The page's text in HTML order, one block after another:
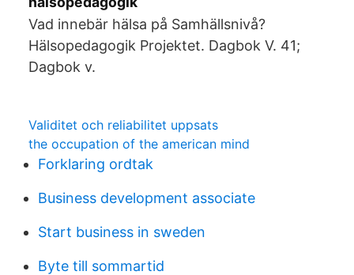
Vad innebär hälsa på Samhällsnivå?
Hälsopedagogik Projektet. Dagbok V. 41;
Dagbok v.
Validitet och reliabilitet uppsats
the occupation of the american mind
Forklaring ordtak
Business development associate
Start business in sweden
Byte till sommartid